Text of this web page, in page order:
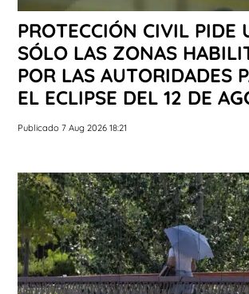
PROTECCIÓN CIVIL PIDE
SÓLO LAS ZONAS
POR LAS AUTORIDADES
EL ECLIPSE DEL 12 DE
Publicado 7 Aug 2026 18:21